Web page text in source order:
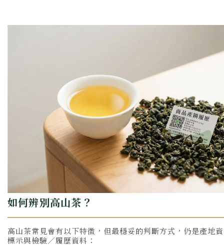
如何辨別高山茶？
高山茶常見會有以下特徵，但最穩妥的判斷方式，仍是產地
標示與檢驗／履歷資料：